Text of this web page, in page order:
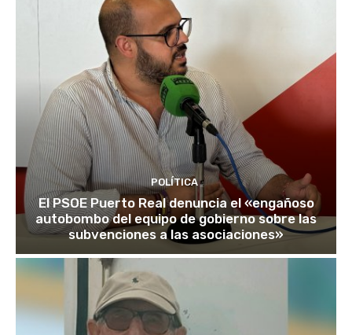
POLÍTICA
El PSOE Puerto Real denuncia el «engañoso
autobombo del equipo de gobierno sobre las
subvenciones a las asociaciones»